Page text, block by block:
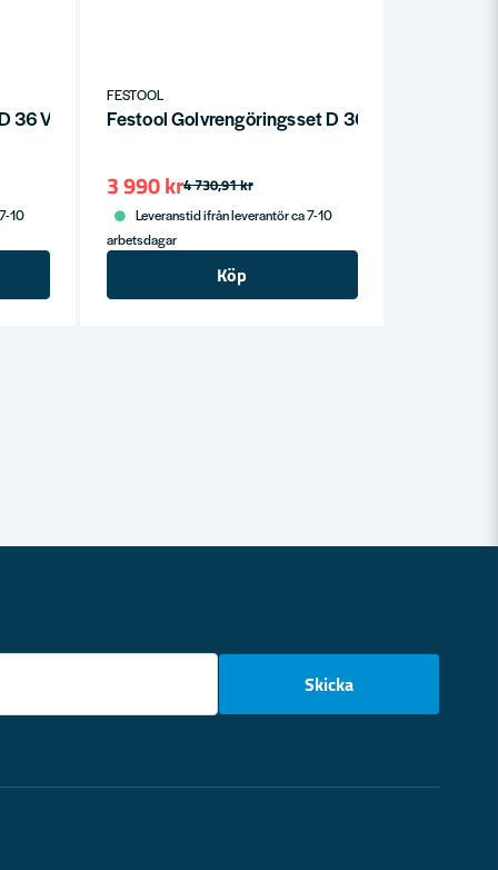
36 VR-K AS 3x
10
FESTOOL
Festool Golvrengöringsset D 36 BD 370 RS-
4 730,91 kr
3 990 kr
Leveranstid ifrån leverantör ca 7-10
arbetsdagar
Köp
Skicka